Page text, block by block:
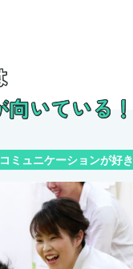
向いている！
コミュニケーションが好き